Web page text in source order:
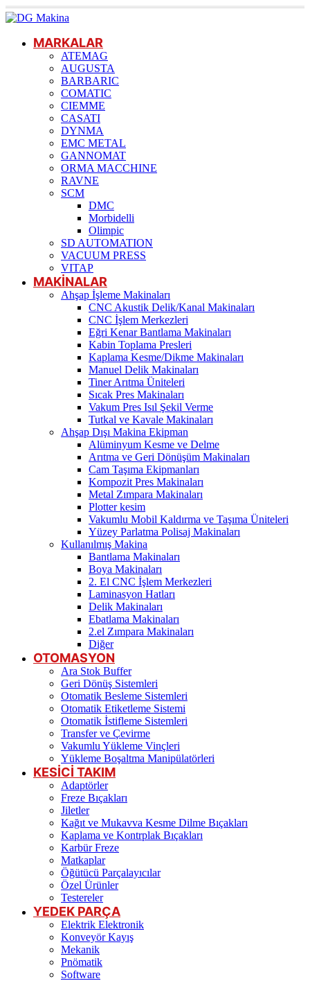
MARKALAR
ATEMAG
AUGUSTA
BARBARIC
COMATIC
CIEMME
CASATI
DYNMA
EMC METAL
GANNOMAT
ORMA MACCHINE
RAVNE
SCM
DMC
Morbidelli
Olimpic
SD AUTOMATION
VACUUM PRESS
VITAP
MAKİNALAR
Ahşap İşleme Makinaları
CNC Akustik Delik/Kanal Makinaları
CNC İşlem Merkezleri
Eğri Kenar Bantlama Makinaları
Kabin Toplama Presleri
Kaplama Kesme/Dikme Makinaları
Manuel Delik Makinaları
Tiner Arıtma Üniteleri
Sıcak Pres Makinaları
Vakum Pres Isıl Şekil Verme
Tutkal ve Kavale Makinaları
Ahşap Dışı Makina Ekipman
Alüminyum Kesme ve Delme
Arıtma ve Geri Dönüşüm Makinaları
Cam Taşıma Ekipmanları
Kompozit Pres Makinaları
Metal Zımpara Makinaları
Plotter kesim
Vakumlu Mobil Kaldırma ve Taşıma Üniteleri
Yüzey Parlatma Polisaj Makinaları
Kullanılmış Makina
Bantlama Makinaları
Boya Makinaları
2. El CNC İşlem Merkezleri
Laminasyon Hatları
Delik Makinaları
Ebatlama Makinaları
2.el Zımpara Makinaları
Diğer
OTOMASYON
Ara Stok Buffer
Geri Dönüş Sistemleri
Otomatik Besleme Sistemleri
Otomatik Etiketleme Sistemi
Otomatik İstifleme Sistemleri
Transfer ve Çevirme
Vakumlu Yükleme Vinçleri
Yükleme Boşaltma Manipülatörleri
KESİCİ TAKIM
Adaptörler
Freze Bıçakları
Jiletler
Kağıt ve Mukavva Kesme Dilme Bıçakları
Kaplama ve Kontrplak Bıçakları
Karbür Freze
Matkaplar
Öğütücü Parçalayıcılar
Özel Ürünler
Testereler
YEDEK PARÇA
Elektrik Elektronik
Konveyör Kayış
Mekanik
Pnömatik
Software